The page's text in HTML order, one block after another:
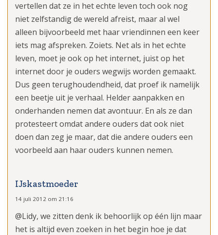
vertellen dat ze in het echte leven toch ook nog
niet zelfstandig de wereld afreist, maar al wel
alleen bijvoorbeeld met haar vriendinnen een keer
iets mag afspreken. Zoiets. Net als in het echte
leven, moet je ook op het internet, juist op het
internet door je ouders wegwijs worden gemaakt.
Dus geen terughoudendheid, dat proef ik namelijk
een beetje uit je verhaal. Helder aanpakken en
onderhanden nemen dat avontuur. En als ze dan
protesteert omdat andere ouders dat ook niet
doen dan zeg je maar, dat die andere ouders een
voorbeeld aan haar ouders kunnen nemen.
IJskastmoeder
14 juli 2012 om 21:16
@Lidy, we zitten denk ik behoorlijk op één lijn maar
het is altijd even zoeken in het begin hoe je dat